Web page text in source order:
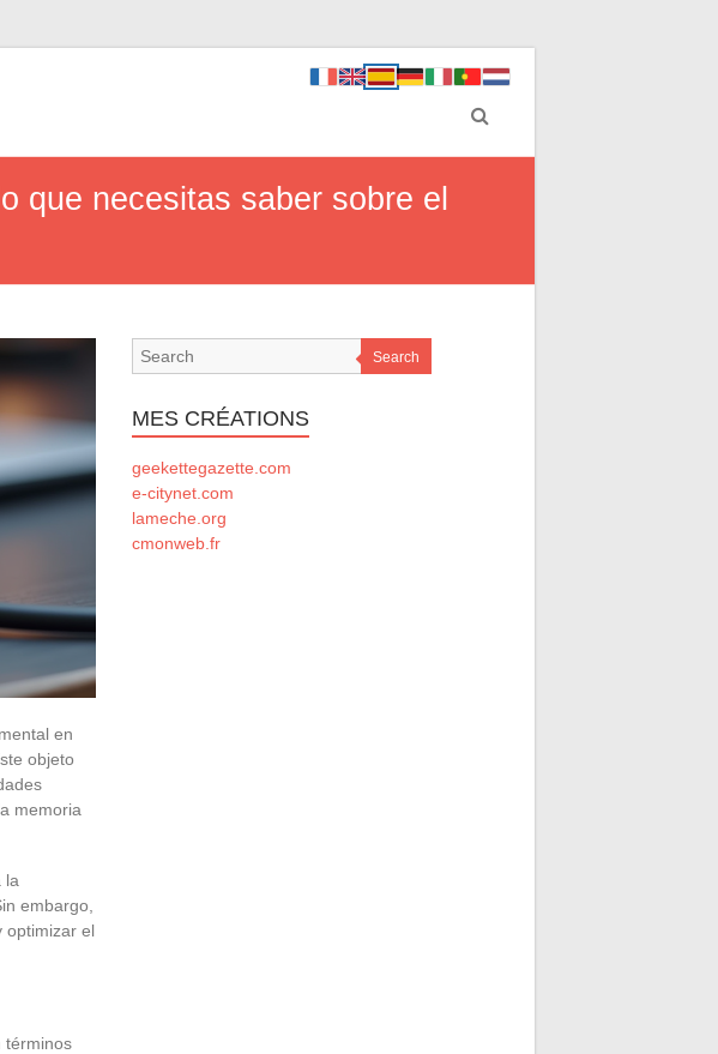
que necesitas saber sobre el
en
objeto
memoria
la
embargo,
optimizar el
términos
Search
MES CRÉATIONS
geekettegazette.com
e-citynet.com
lameche.org
cmonweb.fr